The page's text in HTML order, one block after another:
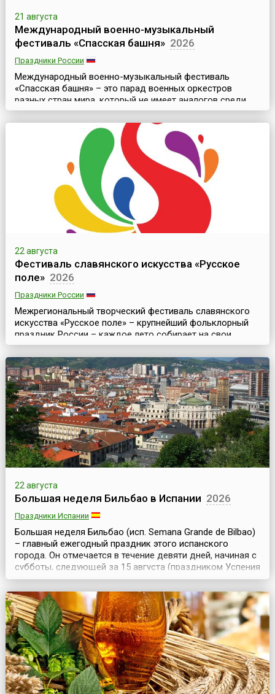
21 августа
Международный военно-музыкальный
фестиваль «Спасская башня» 2026
Праздники России
Международный военно-музыкальный фестиваль
«Спасская башня» – это парад военных оркестров
разных стран мира, который не имеет аналогов среди
других известных Military Tattoo (то есть парадов
военных оркестров) мирового уровня. Это
захватывающее дух музыкально-театрализованное
представление, где органично сочетаются разные
музыкальные направления (военная, классическая,
народная и эстрадная музыка)...
22 августа
Фестиваль славянского искусства «Русское
поле» 2026
Праздники России
Межрегиональный творческий фестиваль славянского
искусства «Русское поле» – крупнейший фольклорный
праздник России – каждое лето собирает на свои
площадки лучшие фольклорные ансамбли и
ремесленников со всей страны. В последние годы он
проходит на территории музея-заповедника
«Коломенское» в Москве (несколько лет проводился в
музее-заповеднике «Царицыно»). Организатором
мероприятия выступает Департ...
22 августа
Большая неделя Бильбао в Испании 2026
Праздники Испании
Большая неделя Бильбао (исп. Semana Grande de Bilbao)
– главный ежегодный праздник этого испанского
города. Он отмечается в течение девяти дней, начиная с
субботы, следующей за 15 августа (праздником Успения
Богородицы).Официальный статус праздник получил в
1978 году, хотя и прежде в августе в Бильбао проходили
разнообразные увеселительные мероприятия – ярмарки,
корриды, состязания силачей, ци...